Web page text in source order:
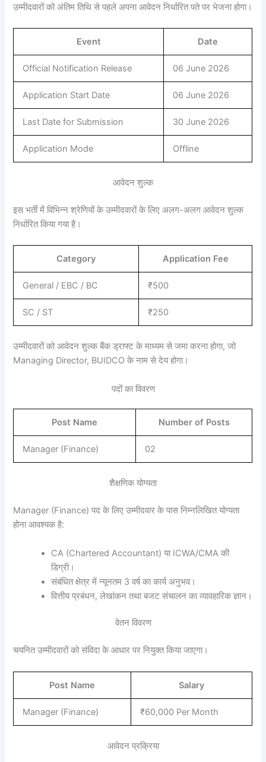
उम्मीदवारों को अंतिम तिथि से पहले अपना आवेदन निर्धारित पते पर भेजना होगा।
Event Date
Official Notification Release 06 June 2026
Application Start Date 06 June 2026
Last Date for Submission 30 June 2026
Application Mode Offline
आवेदन शुल्क
इस भर्ती में विभिन्न श्रेणियों के उम्मीदवारों के लिए अलग-अलग आवेदन शुल्क
निर्धारित किया गया है।
Category Application Fee
General / EBC / BC ₹500
SC / ST ₹250
उम्मीदवारों को आवेदन शुल्क बैंक ड्राफ्ट के माध्यम से जमा करना होगा, जो
Managing Director, BUIDCO के नाम से देय होगा।
पदों का विवरण
Post Name Number of Posts
Manager (Finance) 02
शैक्षणिक योग्यता
Manager (Finance) पद के लिए उम्मीदवार के पास निम्नलिखित योग्यता
होना आवश्यक है:
CA (Chartered Accountant) या ICWA/CMA की
डिग्री।
संबंधित क्षेत्र में न्यूनतम 3 वर्ष का कार्य अनुभव।
वित्तीय प्रबंधन, लेखांकन तथा बजट संचालन का व्यावहारिक ज्ञान।
वेतन विवरण
चयनित उम्मीदवारों को संविदा के आधार पर नियुक्त किया जाएगा।
Post Name Salary
Manager (Finance) ₹60,000 Per Month
आवेदन प्रक्रिया